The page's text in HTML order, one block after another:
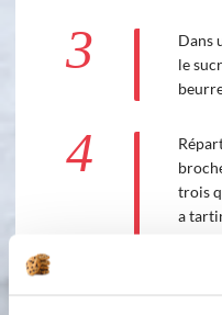
3
Dans
le
4
trois
a